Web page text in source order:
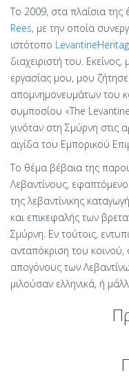
Το 2009, στα πλαίσια της
Rees, με την οποία
ιστότοπο
διαχειριστή του.
εργασίας μου, μου
απομνημονευμάτων του
συμποσίου «The
γινόταν στη Σμύρνη
αιγίδα του Εμπορικού
Το θέμα βέβαια της
Λεβαντίνους,
της λεβαντίνικης
και επικεφαλής των
Σμύρνη. Εν τούτοις,
ανταπόκριση του
απογόνους των
μιλούσαν ελληνικά, ή